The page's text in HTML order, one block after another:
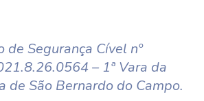
de Segurança Cível nº
– 1ª Vara da
de São Bernardo do Campo.